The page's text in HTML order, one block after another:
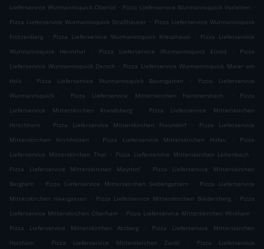
Lieferservice Wurmannsquick Oberöd . Pizza Lieferservice Wurmannsquick Vorleiten .
Pizza Lieferservice Wurmannsquick Straßhäuser . Pizza Lieferservice Wurmannsquick
Frotzenberg
. Pizza Lieferservice Wurmannsquick Kreuzhäusl . Pizza Lieferservice
Wurmannsquick Hennthal
. Pizza Lieferservice Wurmannsquick Einöd .
Pizza
Lieferservice Wurmannsquick Dersch
. Pizza Lieferservice Wurmannsquick Maier am
Holz
. Pizza Lieferservice Wurmannsquick Baumgarten .
Pizza Lieferservice
Wurmannsquick
. Pizza Lieferservice Mitterskirchen Hammersbach .
Pizza
Lieferservice Mitterskirchen Krandsberg
.
Pizza Lieferservice Mitterskirchen
Hirschhorn
. Pizza Lieferservice Mitterskirchen Fraundorf .
Pizza Lieferservice
Mitterskirchen Kirchholzen
. Pizza Lieferservice Mitterskirchen Hofau .
Pizza
Lieferservice Mitterskirchen Thal
. Pizza Lieferservice Mitterskirchen Leitenbach
.
Pizza Lieferservice Mitterskirchen Mayrhof
.
Pizza Lieferservice Mitterskirchen
Bergham
. Pizza Lieferservice Mitterskirchen Siebengattern .
Pizza Lieferservice
Mitterskirchen Haargassen
. Pizza Lieferservice Mitterskirchen Biedersberg . Pizza
Lieferservice Mitterskirchen Oberham . Pizza Lieferservice Mitterskirchen Winiham .
Pizza Lieferservice Mitterskirchen Atzberg
.
Pizza Lieferservice Mitterskirchen
Holzham
. Pizza Lieferservice Mitterskirchen Zankl .
Pizza Lieferservice